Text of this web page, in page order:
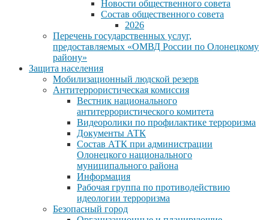
Новости общественного совета
Состав общественного совета
2026
Перечень государственных услуг,
предоставляемых «ОМВД России по Олонецкому
району»
Защита населения
Мобилизационный людской резерв
Антитеррористическая комиссия
Вестник национального
антитеррористического комитета
Видеоролики по профилактике терроризма
Документы АТК
Состав АТК при администрации
Олонецкого национального
муниципального района
Информация
Рабочая группа по противодействию
идеологии терроризма
Безопасный город